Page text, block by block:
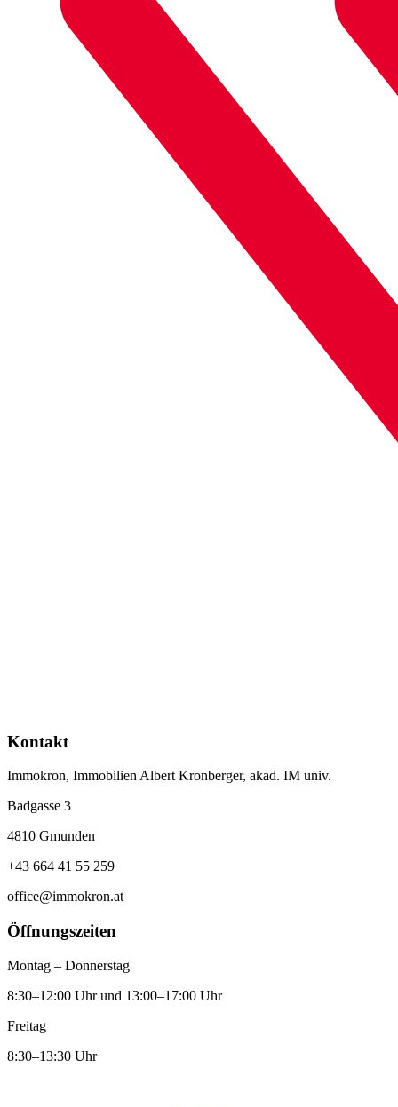
Kontakt
Immokron, Immobilien Albert Kronberger, akad. IM univ.
Badgasse 3
4810 Gmunden
+43 664 41 55 259
office@immokron.at
Öffnungszeiten
Montag – Donnerstag
8:30–12:00 Uhr und 13:00–17:00 Uhr
Freitag
8:30–13:30 Uhr